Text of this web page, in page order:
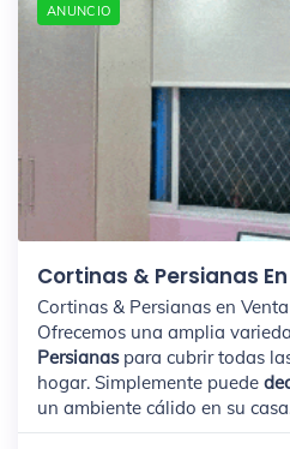
ANUNCIO
Cortinas & Persianas
Cortinas & Persianas en
Ofrecemos una amplia
Persianaspara cubrir todas
hogar. Simplemente puede
un ambiente cálido en su